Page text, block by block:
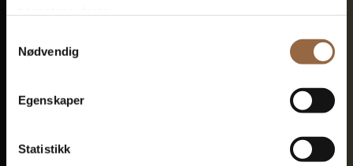
Nødvendig
Egenskaper
Statistikk
Otto K. Blix Hulbak
+47 93 03 11 02